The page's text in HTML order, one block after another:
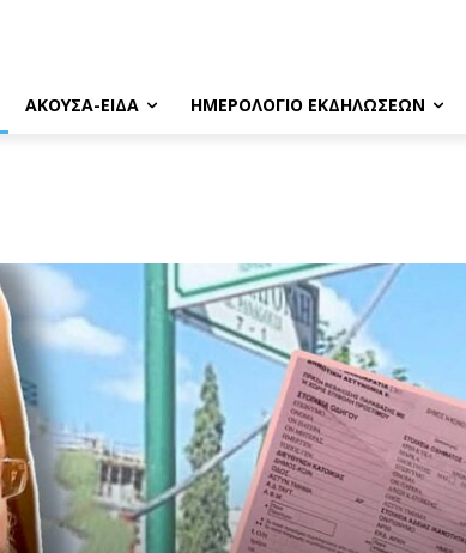
ΑΚΟΥΣΑ-ΕΙΔΑ ΗΜΕΡΟΛΟΓΙΟ ΕΚΔΗΛΩΣΕΩΝ